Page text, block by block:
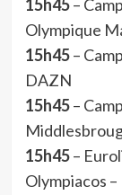
15h45–
Olympique
15h45–
DAZN
15h45–
15h45–
Olympiacos